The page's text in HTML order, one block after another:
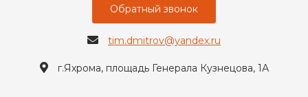
Обратный звонок
tim.dmitrov@yandex.ru
г.Яхрома, площадь Генерала Кузнецова, 1А